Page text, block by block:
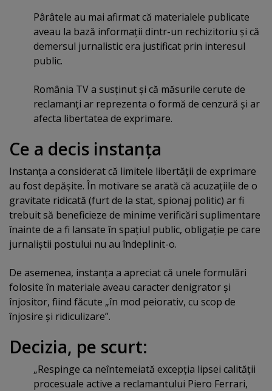
Pârâtele au mai afirmat că materialele publicate
aveau la bază informaţii dintr-un rechizitoriu şi că
demersul jurnalistic era justificat prin interesul
public.
România TV a susţinut şi că măsurile cerute de
reclamanţi ar reprezenta o formă de cenzură şi ar
afecta libertatea de exprimare.
Ce a decis instanţa
Instanţa a considerat că limitele libertăţii de exprimare
au fost depăşite. În motivare se arată că acuzaţiile de o
gravitate ridicată (furt de la stat, spionaj politic) ar fi
trebuit să beneficieze de minime verificări suplimentare
înainte de a fi lansate în spaţiul public, obligaţie pe care
jurnaliştii postului nu au îndeplinit-o.
De asemenea, instanţa a apreciat că unele formulări
folosite în materiale aveau caracter denigrator şi
înjositor, fiind făcute „în mod peiorativ, cu scop de
înjosire şi ridiculizare”.
Decizia, pe scurt:
„Respinge ca neîntemeiată excepţia lipsei calităţii
procesuale active a reclamantului Piero Ferrari,